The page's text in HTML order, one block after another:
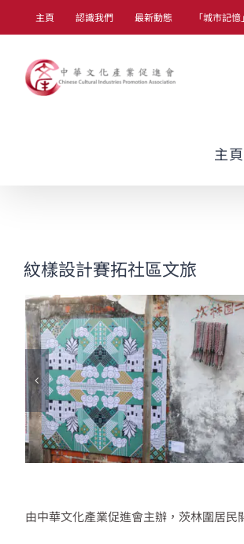
to
content
主頁 認識我們 最新動態 「城市記憶」
主頁
紋樣設計賽拓社區文旅
由中華文化產業促進會主辦，茨林圍居